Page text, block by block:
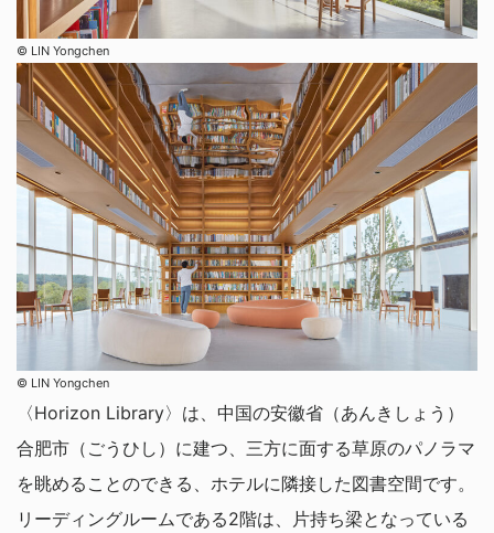
©︎ LIN Yongchen
©︎ LIN Yongchen
〈Horizon Library〉は、中国の安徽省（あんきしょう）
合肥市（ごうひし）に建つ、三方に面する草原のパノラマ
を眺めることのできる、ホテルに隣接した図書空間です。
リーディングルームである2階は、片持ち梁となっている